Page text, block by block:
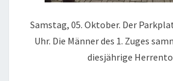
Samstag, 05. Oktober. Der
Uhr. Die Männer des 1. Zuges
diesjährige